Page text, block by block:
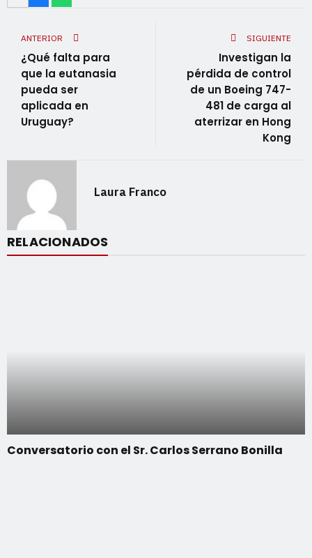
ANTERIOR
¿Qué falta para
que la eutanasia
pueda ser
aplicada en
Uruguay?
SIGUIENTE
Investigan la
pérdida de control
de un Boeing 747-
481 de carga al
aterrizar en Hong
Kong
Laura Franco
RELACIONADOS
Conversatorio con el Sr. Carlos Serrano Bonilla